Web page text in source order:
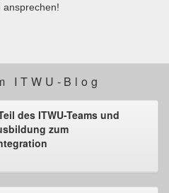
ansprechen!
ITWU-Blog
des ITWU-Teams und
zum